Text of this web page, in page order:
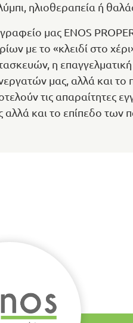
ηλιοθεραπεία ή
μας ENOS
με το «κλειδί στο
η
μας, αλλά και το
τις απαραίτητες
αλλά και το επίπεδο των